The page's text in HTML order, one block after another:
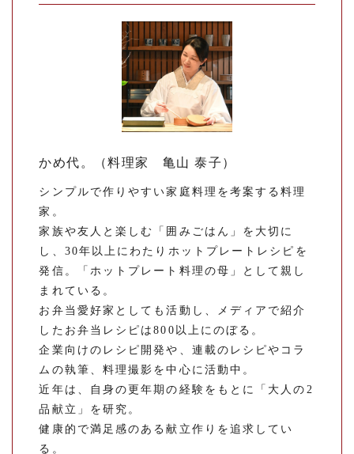
かめ代。（料理家 亀山 泰子）
シンプルで作りやすい家庭料理を考案する料理
家。
家族や友人と楽しむ「囲みごはん」を大切に
し、30年以上にわたりホットプレートレシピを
発信。「ホットプレート料理の母」として親し
まれている。
お弁当愛好家としても活動し、メディアで紹介
したお弁当レシピは800以上にのぼる。
企業向けのレシピ開発や、連載のレシピやコラ
ムの執筆、料理撮影を中心に活動中。
近年は、自身の更年期の経験をもとに「大人の2
品献立」を研究。
健康的で満足感のある献立作りを追求してい
る。